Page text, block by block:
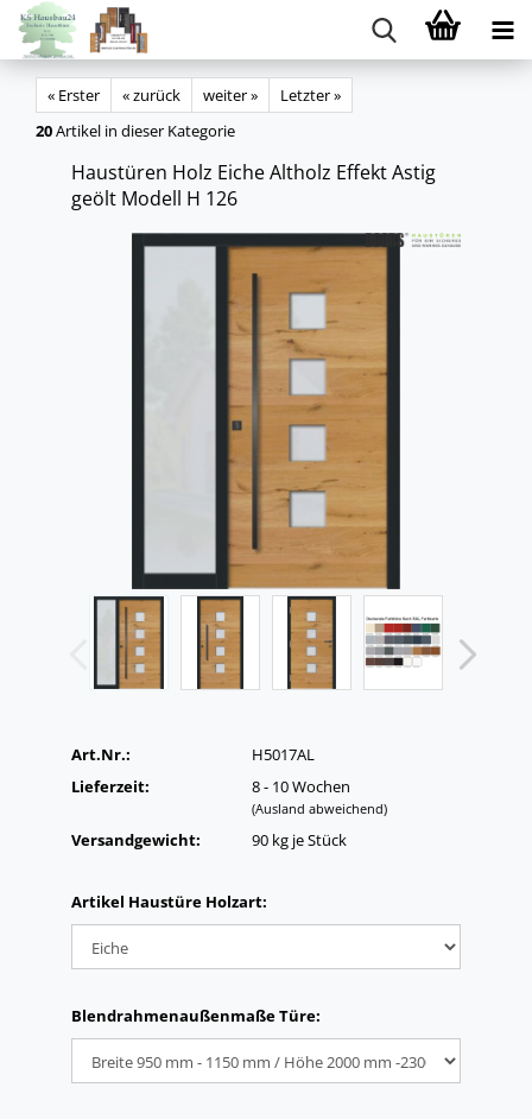
« Erster « zurück weiter »
Letzter »
20Artikel in dieser Kategorie
Haus­tü­ren Holz Eiche Alt­holz Ef­fekt Astig
geölt Mo­dell H 126
Art.Nr.:
H5017AL
Lieferzeit:
8 - 10 Wochen
(Ausland abweichend)
Versandgewicht: 90kg je Stück
Artikel Haustüre Holzart:
Blendrahmenaußenmaße Türe: